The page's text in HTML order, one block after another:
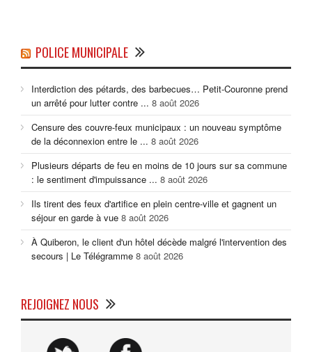
POLICE MUNICIPALE
Interdiction des pétards, des barbecues… Petit-Couronne prend
un arrêté pour lutter contre ... 8 août 2026
Censure des couvre-feux municipaux : un nouveau symptôme
de la déconnexion entre le ... 8 août 2026
Plusieurs départs de feu en moins de 10 jours sur sa commune
: le sentiment d'impuissance ... 8 août 2026
Ils tirent des feux d'artifice en plein centre-ville et gagnent un
séjour en garde à vue 8 août 2026
À Quiberon, le client d'un hôtel décède malgré l'intervention des
secours | Le Télégramme 8 août 2026
REJOIGNEZ NOUS